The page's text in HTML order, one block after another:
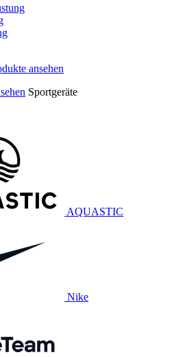
Sportgeräte
AQUASTIC
Nike